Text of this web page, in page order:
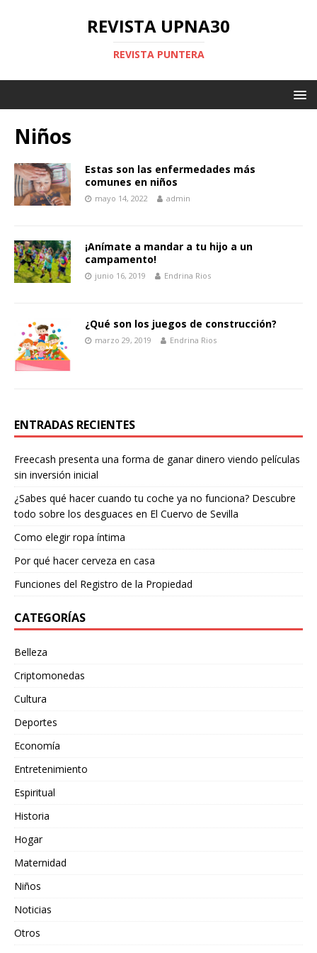
REVISTA UPNA30
REVISTA PUNTERA
Niños
Estas son las enfermedades más
comunes en niños
mayo 14, 2022 admin
¡Anímate a mandar a tu hijo a un
campamento!
junio 16, 2019 Endrina Rios
¿Qué son los juegos de construcción?
marzo 29, 2019 Endrina Rios
ENTRADAS RECIENTES
Freecash presenta una forma de ganar dinero viendo películas
sin inversión inicial
¿Sabes qué hacer cuando tu coche ya no funciona? Descubre
todo sobre los desguaces en El Cuervo de Sevilla
Como elegir ropa íntima
Por qué hacer cerveza en casa
Funciones del Registro de la Propiedad
CATEGORÍAS
Belleza
Criptomonedas
Cultura
Deportes
Economía
Entretenimiento
Espiritual
Historia
Hogar
Maternidad
Niños
Noticias
Otros